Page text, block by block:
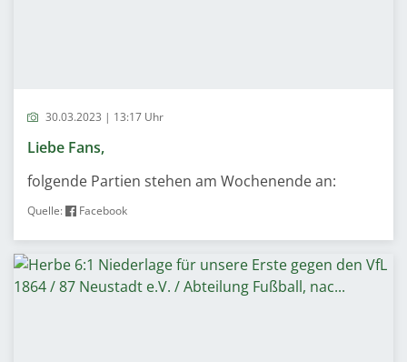
30.03.2023 | 13:17 Uhr
Liebe Fans,
folgende Partien stehen am Wochenende an:
Quelle: Facebook